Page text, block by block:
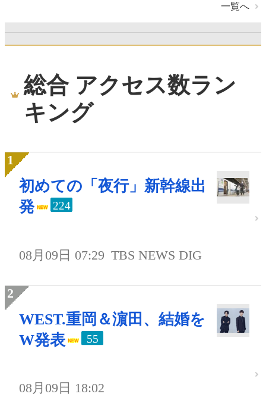
一覧へ
総合 アクセス数ラン
キング
初めての「夜行」新幹線出
発
224
08月09日 07:29 TBS NEWS DIG
WEST.重岡＆濵田、結婚を
W発表
55
08月09日 18:02